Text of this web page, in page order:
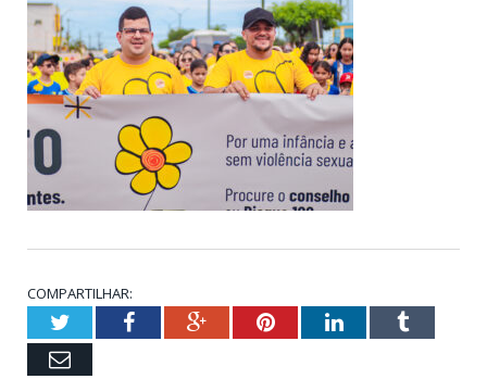
COMPARTILHAR:
TwitterFacebookGoogle+PinterestLinkedInTumblr
Email